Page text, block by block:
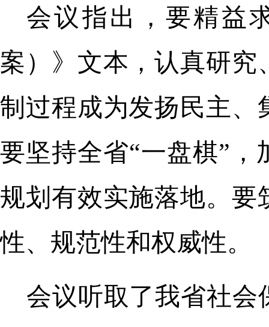
会议指出，要精益
案）》文本，认真研
制过程成为发扬民主、
要坚持全省“一盘棋”
规划有效实施落地。
性、规范性和权威性。
会议听取了我省社会